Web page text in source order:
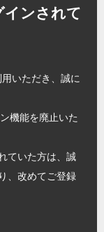
ンされて
いただき、誠に
機能を廃止いた
ていた方は、誠
、改めてご登録